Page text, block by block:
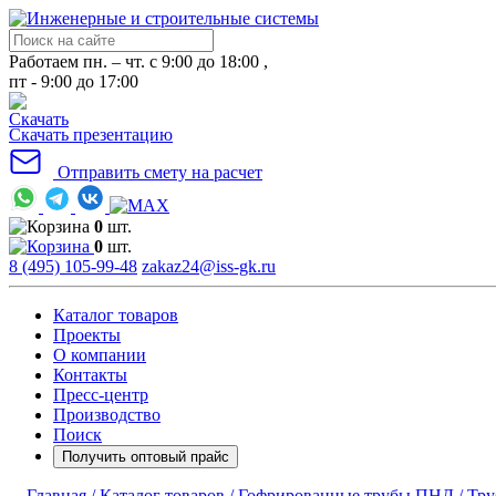
Работаем пн. – чт. с 9:00 до 18:00 ,
пт - 9:00 до 17:00
Скачать презентацию
Отправить смету на расчет
0 шт.
0 шт.
8 (495) 105-99-48 zakaz24@iss-gk.ru
Каталог товаров
Проекты
О компании
Контакты
Пресс-центр
Производство
Поиск
Получить оптовый прайс